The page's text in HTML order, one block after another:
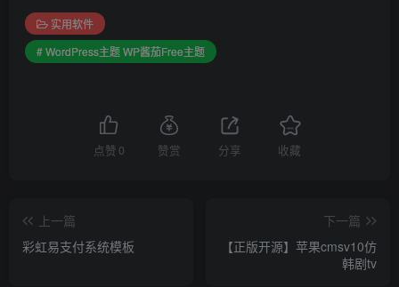
实用软件
# WordPress主题 WP酱茄Free主题
点赞 0 赞赏 分享 收藏
上一篇
彩虹易支付系统模板
下一篇
【正版开源】苹果cmsv10仿
韩剧tv